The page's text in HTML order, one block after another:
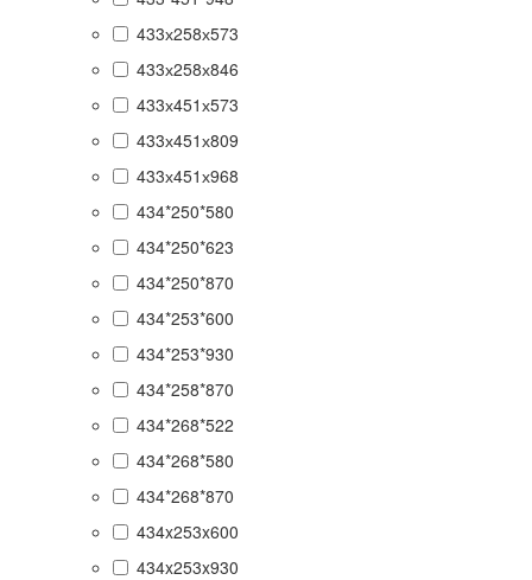
433х258х573
433х258х846
433х451х573
433х451х809
433х451х968
434*250*580
434*250*623
434*250*870
434*253*600
434*253*930
434*258*870
434*268*522
434*268*580
434*268*870
434x253x600
434x253x930